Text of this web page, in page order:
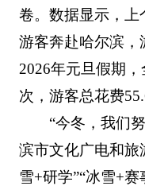
卷。数据显示，上
游客奔赴哈尔滨，
2026年元旦假期
次，游客总花费
“今冬，我们
滨市文化广电和旅
雪+研学”“冰雪+